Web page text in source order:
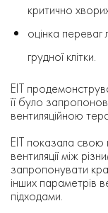
критично
оцінка переваг
грудної клітки.
ЕІТ
її було
вентиляційною
ЕІТ показала свою
вентиляції між
запропонувати
інших параметрів
підходами.